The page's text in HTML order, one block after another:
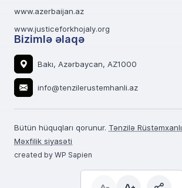
www.azerbaijan.az
www.justiceforkhojaly.org
Bizimlə əlaqə
Bakı, Azərbaycan, AZ1000
info@tenzilerustemhanli.az
Bütün hüquqları qorunur. Tənzilə Rüstəmxanlı
Məxfilik siyasəti
created by WP Sapien